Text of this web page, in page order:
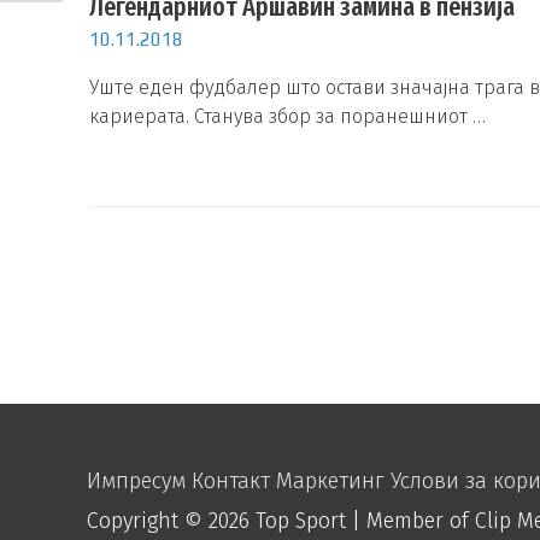
10.11.2018
Уште еден фудбалер што остави значајна трага
кариерата. Станува збор за поранешниот …
Импресум Контакт Маркетинг Услови за
Copyright © 2026 Top Sport | Member of Clip